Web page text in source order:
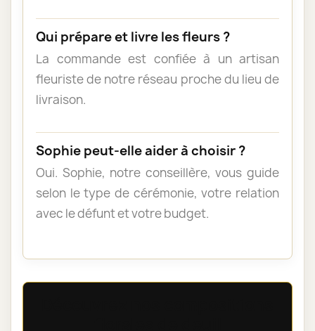
Qui prépare et livre les fleurs ?
La commande est confiée à un artisan
fleuriste de notre réseau proche du lieu de
livraison.
Sophie peut-elle aider à choisir ?
Oui. Sophie, notre conseillère, vous guide
selon le type de cérémonie, votre relation
avec le défunt et votre budget.